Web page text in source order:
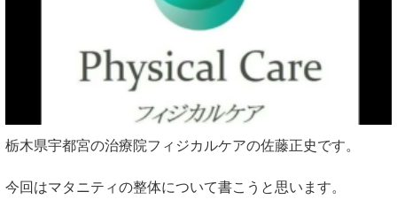
栃木県宇都宮の治療院フィジカルケアの佐藤正史です。
今回はマタニティの整体について書こうと思います。